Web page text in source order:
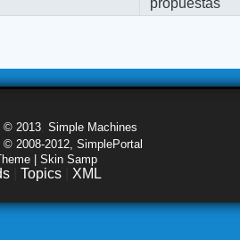
propuestas
© 2013 Simple Machines
2008-2012, SimplePortal
| Skin Samp
Topics XML